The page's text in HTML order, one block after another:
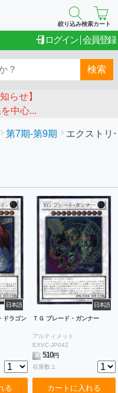
絞り込み検索カート
ログイン 会員登録
検索
らせ】
中心...
第7期-第9期 エクストリ
日本語
ドラゴン
る
日本語
ＴＧ ブレード・ガンナー
アルティメット
EXVC-JP042
A 510円
在庫数:1
カートに入れる